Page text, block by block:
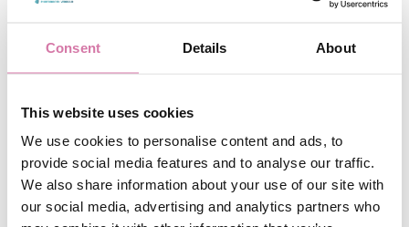
Consent Details About
This website uses cookies
We use cookies to personalise content and ads, to
provide social media features and to analyse our traffic.
We also share information about your use of our site with
our social media, advertising and analytics partners who